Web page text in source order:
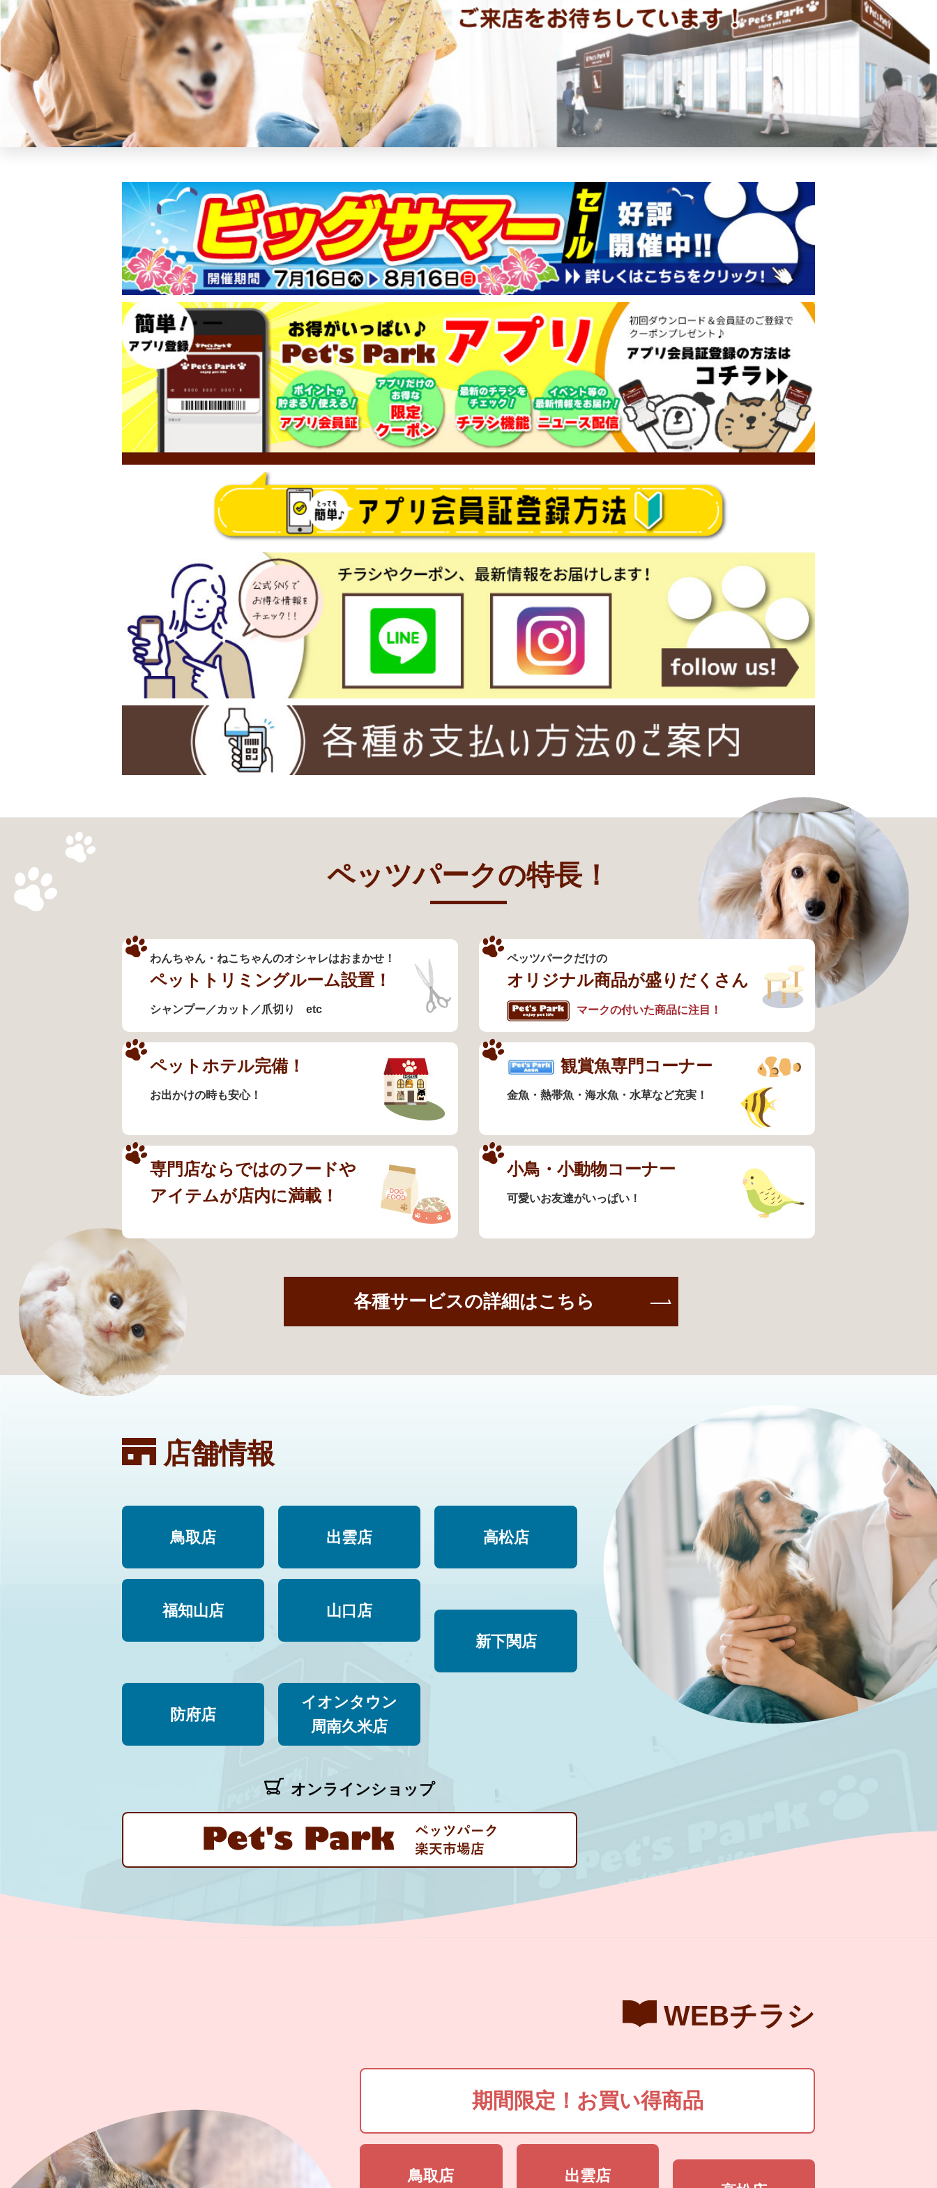
ペッツパークの特長！
わんちゃん・ねこちゃんのオシャレはおまかせ！
ペットトリミングルーム設置！
シャンプー／カット／爪切り etc
ペッツパークだけの
オリジナル商品が盛りだくさん
マークの付いた商品に注目！
ペットホテル完備！
お出かけの時も安心！
観賞魚専門コーナー
金魚・熱帯魚・海水魚・水草など充実！
専門店ならではのフードや
アイテムが店内に満載！
小鳥・小動物コーナー
可愛いお友達がいっぱい！
各種サービスの詳細はこちら
店舗情報
鳥取店 出雲店 高松店
福知山店
山口店
新下関店
防府店
イオンタウン
周南久米店
オンラインショップ
WEBチラシ
期間限定！お買い得商品
鳥取店
出雲店